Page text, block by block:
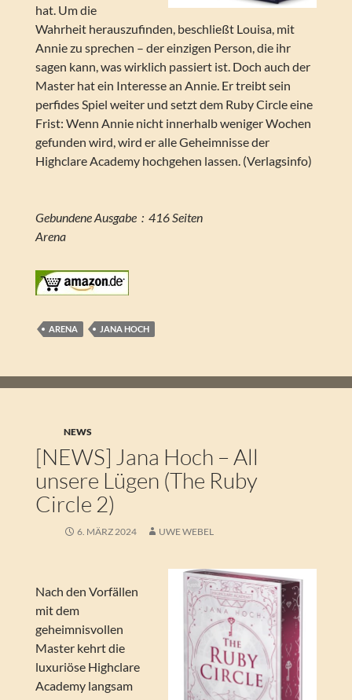
hat. Um die
Wahrheit herauszufinden, beschließt Louisa, mit
Annie zu sprechen – der einzigen Person, die ihr
sagen kann, was wirklich passiert ist. Doch auch der
Master hat ein Interesse an Annie. Er treibt sein
perfides Spiel weiter und setzt dem Ruby Circle eine
Frist: Wenn Annie nicht innerhalb weniger Wochen
gefunden wird, wird er alle Geheimnisse der
Highclare Academy hochgehen lassen. (Verlagsinfo)
Gebundene Ausgabe ‏ : ‎ 416 Seiten
Arena
ARENA JANA HOCH
NEWS
[NEWS] Jana Hoch – All
unsere Lügen (The Ruby
Circle 2)
6. MÄRZ 2024 UWE WEBEL
Nach den Vorfällen
mit dem
geheimnisvollen
Master kehrt die
luxuriöse Highclare
Academy langsam